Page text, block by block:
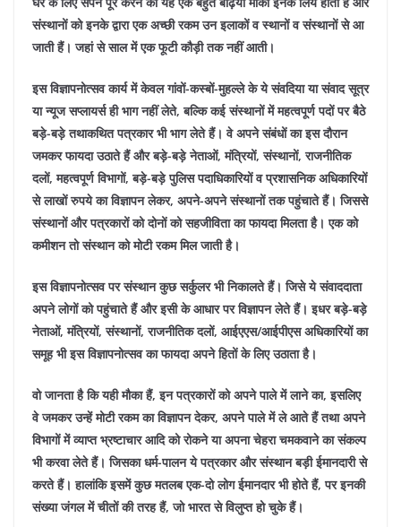
संस्थानों को इनके द्वारा एक अच्छी रकम उन इलाकों व स्थानों व संस्थानों से आ
जाती हैं। जहां से साल में एक फूटी कौड़ी तक नहीं आती।
इस विज्ञापनोत्सव कार्य में केवल गांवों-कस्बों-मुहल्ले के ये संवदिया या संवाद सूत्र
या न्यूज सप्लायर्स ही भाग नहीं लेते, बल्कि कई संस्थानों में महत्वपूर्ण पदों पर बैठे
बड़े-बड़े तथाकथित पत्रकार भी भाग लेते हैं। वे अपने संबंधों का इस दौरान
जमकर फायदा उठाते हैं और बड़े-बड़े नेताओं, मंत्रियों, संस्थानों, राजनीतिक
दलों, महत्वपूर्ण विभागों, बड़े-बड़े पुलिस पदाधिकारियों व प्रशासनिक अधिकारियों
से लाखों रुपये का विज्ञापन लेकर, अपने-अपने संस्थानों तक पहुंचाते हैं। जिससे
संस्थानों और पत्रकारों को दोनों को सहजीविता का फायदा मिलता है। एक को
कमीशन तो संस्थान को मोटी रकम मिल जाती है।
इस विज्ञापनोत्सव पर संस्थान कुछ सर्कुलर भी निकालते हैं। जिसे ये संवाददाता
अपने लोगों को पहुंचाते हैं और इसी के आधार पर विज्ञापन लेते हैं। इधर बड़े-बड़े
नेताओं, मंत्रियों, संस्थानों, राजनीतिक दलों, आईएएस/आईपीएस अधिकारियों का
समूह भी इस विज्ञापनोत्सव का फायदा अपने हितों के लिए उठाता है।
वो जानता है कि यही मौका हैं, इन पत्रकारों को अपने पाले में लाने का, इसलिए
वे जमकर उन्हें मोटी रकम का विज्ञापन देकर, अपने पाले में ले आते हैं तथा अपने
विभागों में व्याप्त भ्रष्टाचार आदि को रोकने या अपना चेहरा चमकवाने का संकल्प
भी करवा लेते हैं। जिसका धर्म-पालन ये पत्रकार और संस्थान बड़ी ईमानदारी से
करते हैं। हालांकि इसमें कुछ मतलब एक-दो लोग ईमानदार भी होते हैं, पर इनकी
संख्या जंगल में चीतों की तरह हैं, जो भारत से विलुप्त हो चुके हैं।